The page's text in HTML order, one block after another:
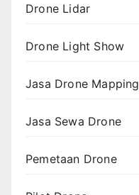
Drone Lidar
Drone Light Show
Jasa Drone Mapping
Jasa Sewa Drone
Pemetaan Drone